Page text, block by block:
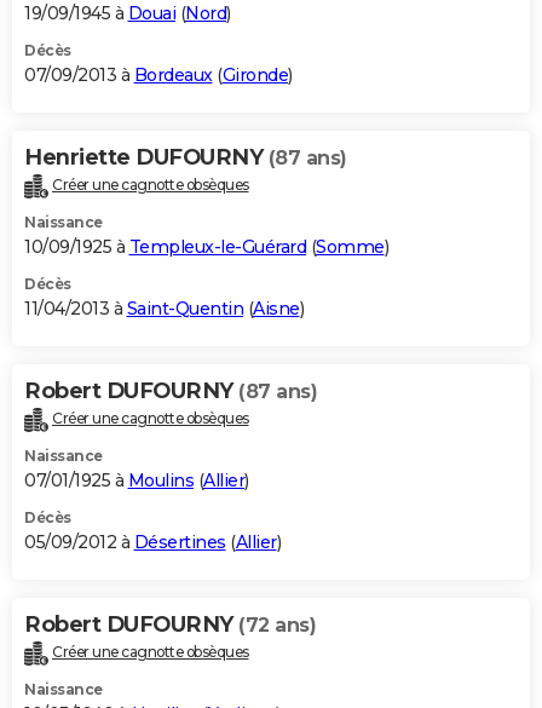
19/09/1945 à Douai (Nord)
Décès
07/09/2013 à Bordeaux(Gironde)
Henriette DUFOURNY (87 ans)
Créer une cagnotte obsèques
Naissance
10/09/1925 à Templeux-le-Guérard (Somme)
Décès
11/04/2013 à Saint-Quentin (Aisne)
Robert DUFOURNY (87 ans)
Créer une cagnotte obsèques
Naissance
07/01/1925 à Moulins (Allier)
Décès
05/09/2012 à Désertines (Allier)
Robert DUFOURNY (72 ans)
Créer une cagnotte obsèques
Naissance